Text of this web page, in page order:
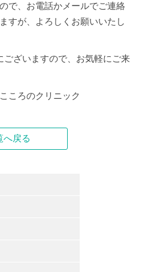
で、お電話かメールでご連絡
すが、よろしくお願いいたし
ございますので、お気軽にご来
ろのクリニック
へ戻る